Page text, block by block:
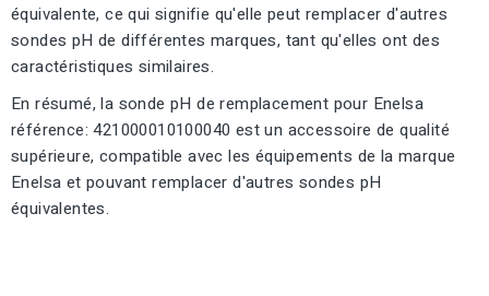
équivalente, ce qui signifie qu'elle peut remplacer d'autres
sondes pH de différentes marques, tant qu'elles ont des
caractéristiques similaires.
En résumé, la sonde pH de remplacement pour Enelsa
référence: 421000010100040 est un accessoire de qualité
supérieure, compatible avec les équipements de la marque
Enelsa et pouvant remplacer d'autres sondes pH
équivalentes.